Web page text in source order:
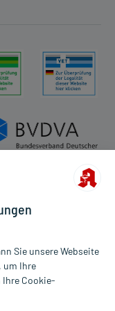
für
Sie unsere Webseite
um Ihre
Ihre Cookie-